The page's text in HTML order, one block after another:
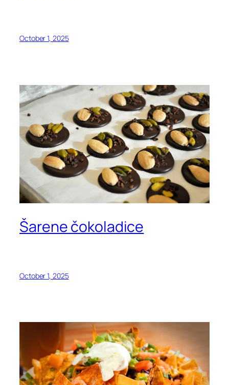
October 1, 2025
Šarene čokoladice
October 1, 2025